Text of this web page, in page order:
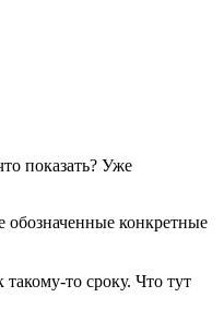
показать? Уже
конкретные
то сроку. Что тут